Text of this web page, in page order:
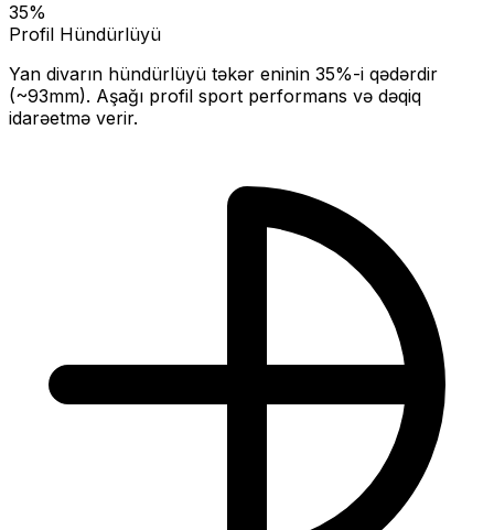
35%
Profil Hündürlüyü
Yan divarın hündürlüyü təkər eninin 35%-i qədərdir
(~93mm). Aşağı profil sport performans və dəqiq
idarəetmə verir.